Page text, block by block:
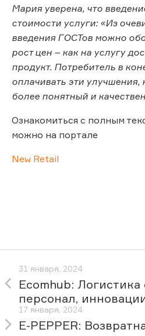
Мария уверена, что
стоимости услуги: «Из
введения ГОСТов можно
рост цен – как на услугу
продукт. Потребитель в
оплачивать эти улучшения,
более понятный и
Ознакомиться с полным
можно на портале
New Retail
31 января, 2024
Ecomhub:
персонал,
17 января, 2024
E-PEPPER: